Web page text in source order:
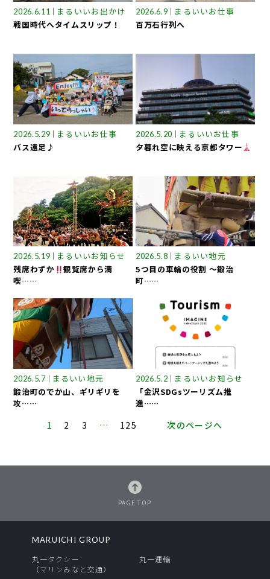
2026.6.11
まるいいお出かけ
戦国時代へタイムスリップ！
2026.6.9
まるいいお仕事
百万石行列へ
2026.5.29
まるいいお仕事
バス遠足♪
2026.5.20
まるいいお仕事
夕暮れ空に映える京都タワー
2026.5.19
まるいいお知らせ
残席わずか
観覧席から満
喫……
2026.5.8
まるいい地元
5つ目の車輪の役割 ～鍛治
町……
2026.5.7
まるいい地元
鍛治町のでか山、ギリギリを
攻……
2026.5.2
まるいいお知らせ
「金沢SDGsツーリズム推
進……
1 2 3 … 125 次のページへ
PAGE TOP
MARUICHI GROUP
丸一タクシー
（マリンみなと交通）
丸一運輸